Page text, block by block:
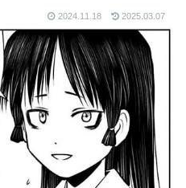
2024.11.18 2025.03.07